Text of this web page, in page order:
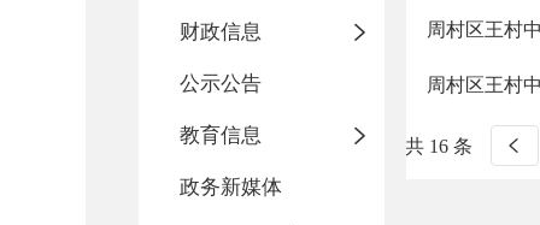
财政信息
公示公告
教育信息
政务新媒体
周村区王村
周村区王村
共 16 条